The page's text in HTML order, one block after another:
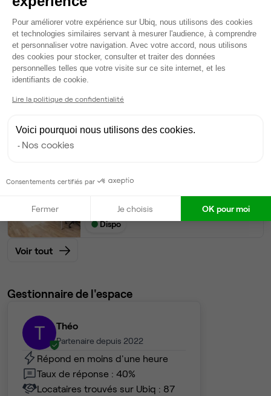
100postes • 400 m²
52 650 €
Dispo
Bureau privé
70postes • 280 m²
Dispo
34 223 €
Dispo
Voir tout
Gestionnaire de l'espace
T Théo
Partenaire depuis 2022
Répond en moins d'une heure
Taux de réponse : 40%
Locataires trouvés sur Ubiq : 87
Plateforme de Gestion du
Pour améliorer votre expérience sur Ubiq, nous utilisons des cookies
et technologies similaires servant à mesurer l'audience, à comprendre
et personnaliser votre navigation. Avec votre accord, nous utilisons
des cookies pour stocker, consulter et traiter des données
personnelles telles que votre visite sur ce site internet, et les
identifiants de cookie.
Lire la politique de confidentialité
Voici pourquoi nous utilisons des cookies.
Nos cookies
Consentements certifiés par
Fermer Je choisis OK pour moi